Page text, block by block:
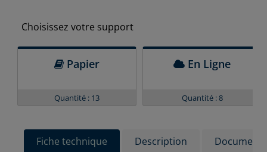
Choisissez votre support
Papier
Quantité : 13
En Ligne
Quantité : 8
Fiche technique Description